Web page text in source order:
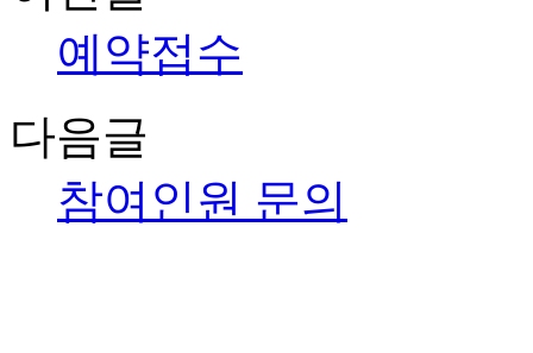
예약접수
다음글
참여인원 문의